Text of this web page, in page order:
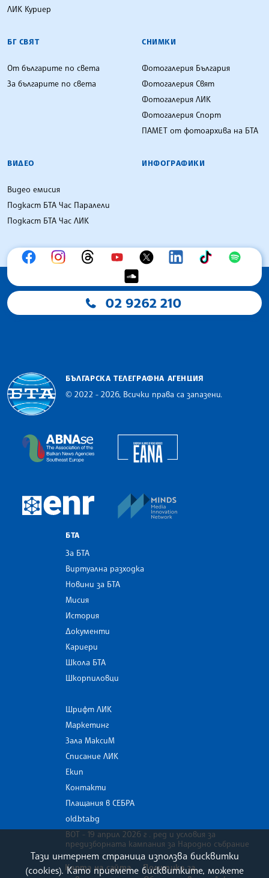
ЛИК Куриер
БГ СВЯТ
От българите по света
За българите по света
СНИМКИ
Фотогалерия България
Фотогалерия Свят
Фотогалерия ЛИК
Фотогалерия Спорт
ПАМЕТ от фотоархива на БТА
ВИДЕО
Видео емисия
Подкаст БТА Час Паралели
Подкаст БТА Час ЛИК
ИНФОГРАФИКИ
02 9262 210
БЪЛГАРСКА ТЕЛЕГРАФНА АГЕНЦИЯ
© 2022 - 2026, Всички права са запазени.
The Assocoation of the Balkan News Agencies
European Newsroom
БТА
За БТА
Виртуална разходка
Новини за БТА
Мисия
История
Документи
Кариери
Школа БТА
Шкорпиловци
Шрифт ЛИК
Маркетинг
Зала МаксиМ
Списание ЛИК
Екип
Контакти
Плащания в СЕБРА
old.bta.bg
ВОТ - 19 април 2026 г . ред и условия за
предизборната кампания за Народно събрание
Карта на сайта
Политика за
Тази интернет страница използва бисквитки
(cookies). Като приемете бисквитките, можете